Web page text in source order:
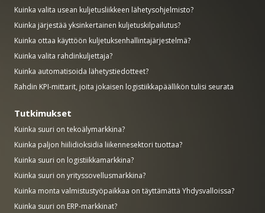
Kuinka valita usean kuljetusliikkeen lähetysohjelmisto?
Kuinka järjestää yksinkertainen kuljetuskilpailutus?
Kuinka ottaa käyttöön kuljetuksenhallintajärjestelmä?
Kuinka valita rahdinkuljettaja?
Kuinka automatisoida lähetystiedotteet?
Rahdin KPI-mittarit, joita jokaisen logistiikkapäällikön tulisi seurata
Tutkimukset
Kuinka suuri on tekoälymarkkina?
Kuinka paljon hiilidioksidia liikennesektori tuottaa?
Kuinka suuri on logistiikkamarkkina?
Kuinka suuri on yrityssovellusmarkkina?
Kuinka monta valmistustyöpaikkaa on täyttämättä Yhdysvalloissa?
Kuinka suuri on ERP-markkinat?